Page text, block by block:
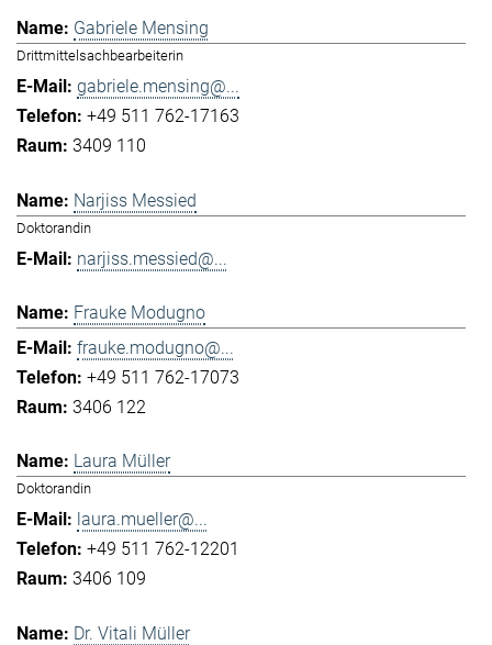
Gabriele Mensing
Drittmittelsachbearbeiterin
gabriele.mensing@...
+49 511 762-17163
3409 110
Narjiss Messied
Doktorandin
narjiss.messied@...
Frauke Modugno
frauke.modugno@...
+49 511 762-17073
3406 122
Laura Müller
Doktorandin
laura.mueller@...
+49 511 762-12201
3406 109
Dr. Vitali Müller